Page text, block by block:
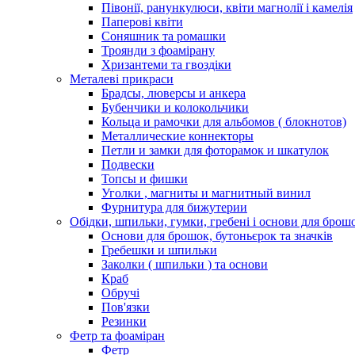
Півонії, ранункулюси, квіти магнолії і камелія
Паперові квіти
Соняшник та ромашки
Троянди з фоамірану
Хризантеми та гвоздіки
Металеві прикраси
Брадсы, люверсы и анкера
Бубенчики и колокольчики
Кольца и рамочки для альбомов ( блокнотов)
Металлические коннекторы
Петли и замки для фоторамок и шкатулок
Подвески
Топсы и фишки
Уголки , магниты и магнитный винил
Фурнитура для бижутерии
Обідки, шпильки, гумки, гребені і основи для
Основи для брошок, бутоньєрок та значків
Гребешки и шпильки
Заколки ( шпильки ) та основи
Краб
Обручі
Пов'язки
Резинки
Фетр та фоаміран
Фетр